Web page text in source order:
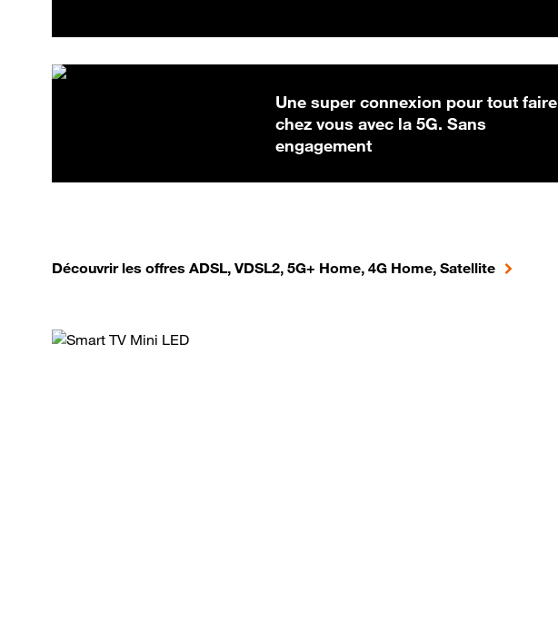
Une super connexion pour tout faire
chez vous avec la 5G. Sans
engagement
Découvrir les offres ADSL, VDSL2, 5G+ Home, 4G Home, Satellite